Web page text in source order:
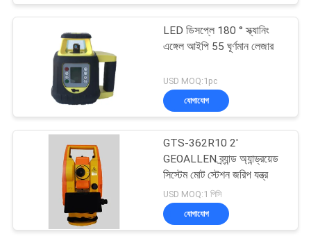
LED ডিসপ্লে 180 ° স্ক্যানিং
এঙ্গেল আইপি 55 ঘূর্ণমান লেজার
USD MOQ:1pc
যোগাযোগ
GTS-362R10 2'
GEOALLEN ব্র্যান্ড অ্যান্ড্রয়েড
সিস্টেম মোট স্টেশন জরিপ যন্ত্র
USD MOQ:1 পিসি
যোগাযোগ